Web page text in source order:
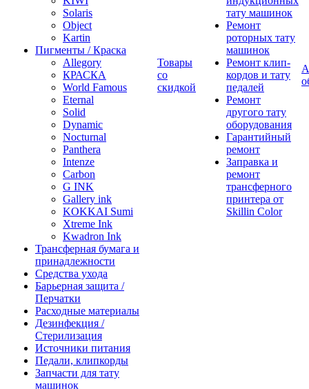
Solaris
Object
Kartin
Пигменты / Краска
Allegory
КРАСКА
World Famous
Eternal
Solid
Dynamic
Nocturnal
Panthera
Intenze
Carbon
G INK
Gallery ink
KOKKAI Sumi
Xtreme Ink
Kwadron Ink
Трансферная бумага и
принадлежности
Средства ухода
Барьерная защита /
Перчатки
Расходные материалы
Дезинфекция /
Стерилизация
Источники питания
Педали, клипкорды
Запчасти для тату
машинок
Товары
со
скидкой
тату машинок
Ремонт
роторных тату
машинок
Ремонт клип-
кордов и тату
педалей
Ремонт
другого тату
оборудования
Гарантийный
ремонт
Заправка и
ремонт
трансферного
принтера от
Skillin Color